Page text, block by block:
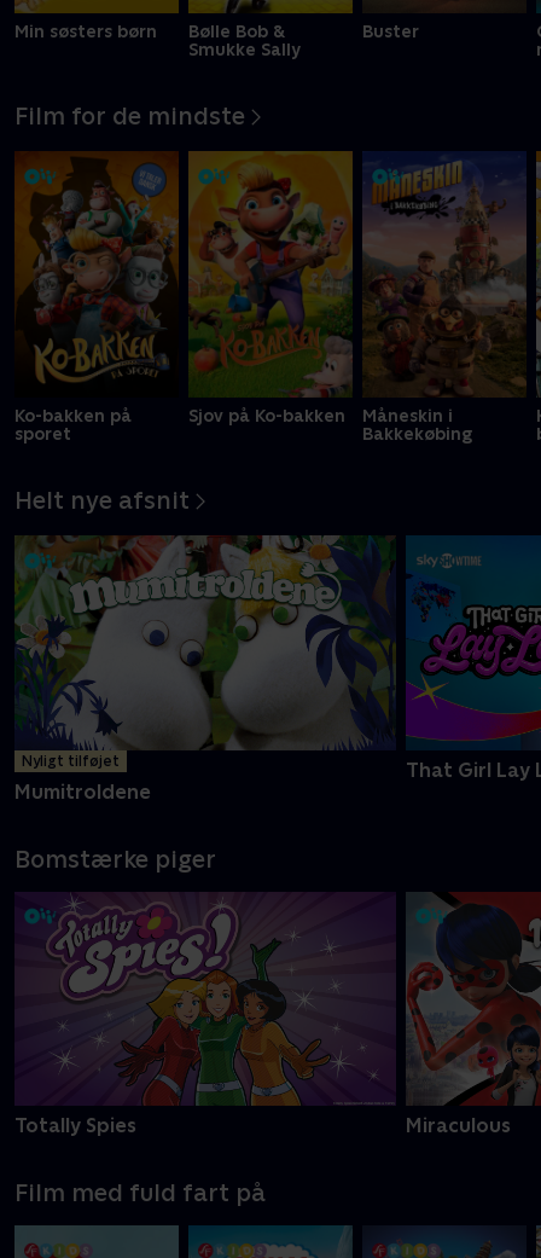
Min søsters børn
Bølle Bob &
Smukke Sally
Buster
Film for de mindste
Ko-bakken på
sporet
Sjov på Ko-bakken
Måneskin i
Bakkekøbing
Helt nye afsnit
Nyligt tilføjet
Mumitroldene
That Girl Lay
Bomstærke piger
Totally Spies Miraculous
Film med fuld fart på